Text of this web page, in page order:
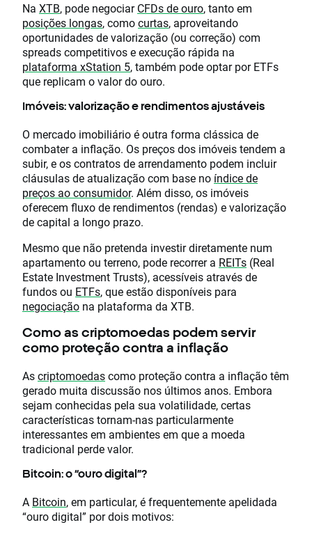
Na XTB, pode negociarCFDs de ouro, tanto em
posições longas, comocurtas, aproveitando
oportunidades de valorização (ou correção) com
spreads competitivos e execução rápida na
plataforma xStation 5, também pode optar por ETFs
que replicam o valor do ouro.
Imóveis: valorização e rendimentos ajustáveis
O mercado imobiliário é outra forma clássica de
combater a inflação. Os preços dos imóveis tendem a
subir, e os contratos de arrendamento podem incluir
cláusulas de atualização com base no índice de
preços ao consumidor. Além disso, os imóveis
oferecem fluxo de rendimentos (rendas) e valorização
de capital a longo prazo.
Mesmo que não pretenda investir diretamente num
apartamento ou terreno, pode recorrer a REITs (Real
Estate Investment Trusts), acessíveis através de
fundos ou ETFs, que estão disponíveis para
negociação na plataforma da XTB.
Como as criptomoedas podem servir
como proteção contra a inflação
Ascriptomoedascomo proteção contra a inflação têm
gerado muita discussão nos últimos anos. Embora
sejam conhecidas pela sua volatilidade, certas
características tornam-nas particularmente
interessantes em ambientes em que a moeda
tradicional perde valor.
Bitcoin: o “ouro digital”?
A Bitcoin, em particular, é frequentemente apelidada
“ouro digital” por dois motivos: